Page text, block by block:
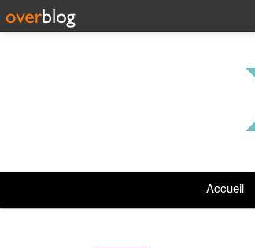
Accueil